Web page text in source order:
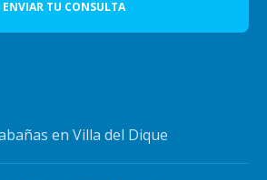
ENVIAR TU CONSULTA
en Villa del Dique